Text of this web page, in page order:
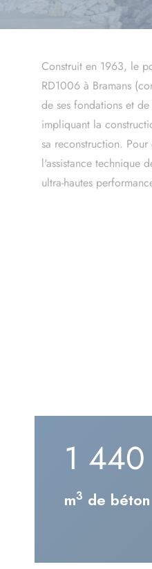
Construit en 1963, le
RD1006 à Bramans
de ses fondations et
impliquant la
sa reconstruction.
l'assistance technique
ultra-hautes
12 000
m3 de